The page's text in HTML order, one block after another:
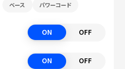
ベース パワーコード
ON OFF
ON OFF